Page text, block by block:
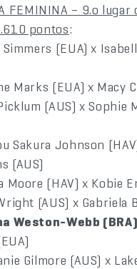
FEMININA – 9.o lugar
pontos:
(EUA) x
Marks (EUA) x Macy
(AUS) x Sophie
Sakura Johnson
(AUS)
Moore (HAV) x Kobie
(AUS) x Gabriela
Weston-Webb (BRA)
Gilmore (AUS) x